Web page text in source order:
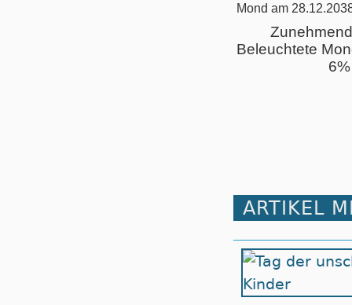
Mond am
Beleuchtete
6%
ARTIKEL